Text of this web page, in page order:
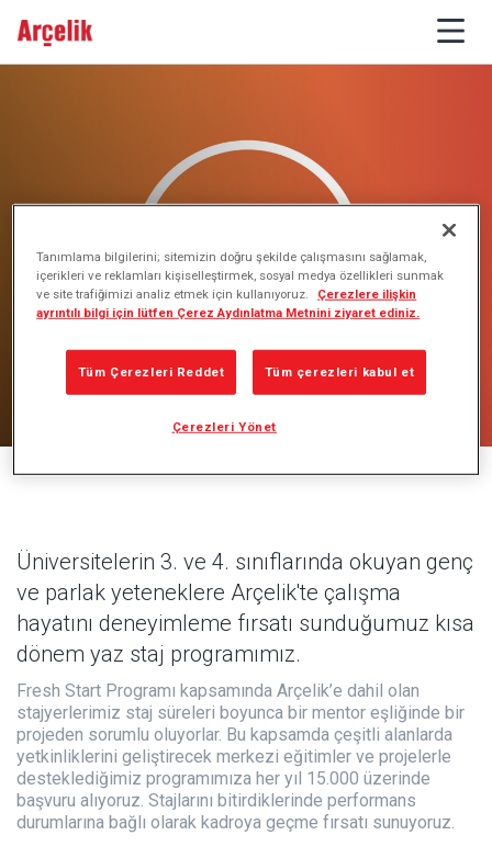
Üniversitelerin 3. ve 4. sınıflarında okuyan genç
ve parlak yeteneklere Arçelik'te çalışma
hayatını deneyimleme fırsatı sunduğumuz kısa
dönem yaz staj programımız.
Fresh Start Programı kapsamında Arçelik’e dahil olan
stajyerlerimiz staj süreleri boyunca bir mentor eşliğinde bir
projeden sorumlu oluyorlar. Bu kapsamda çeşitli alanlarda
yetkinliklerini geliştirecek merkezi eğitimler ve projelerle
desteklediğimiz programımıza her yıl 15.000 üzerinde
başvuru alıyoruz. Stajlarını bitirdiklerinde performans
durumlarına bağlı olarak kadroya geçme fırsatı sunuyoruz.
Tanımlama bilgilerini; sitemizin doğru şekilde çalışmasını sağlamak,
içerikleri ve reklamları kişiselleştirmek, sosyal medya özellikleri sunmak
ve site trafiğimizi analiz etmek için kullanıyoruz.
Çerezlere ilişkin
ayrıntılı bilgi için lütfen Çerez Aydınlatma Metnini ziyaret ediniz.
Tüm Çerezleri Reddet Tüm çerezleri kabul et
Çerezleri Yönet